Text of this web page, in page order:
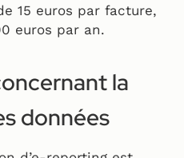
15 euros par facture,
euros par an.
la
données